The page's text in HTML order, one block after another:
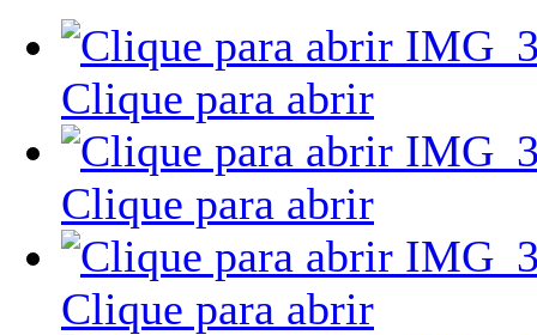
Clique para abrir
Clique para abrir
Clique para abrir